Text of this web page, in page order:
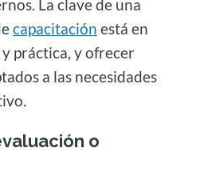
La clave de una
capacitación está en
práctica, y ofrecer
a las necesidades
o